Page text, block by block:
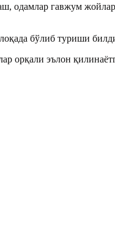
одамлар гавжум
бўлиб туриши
эълон